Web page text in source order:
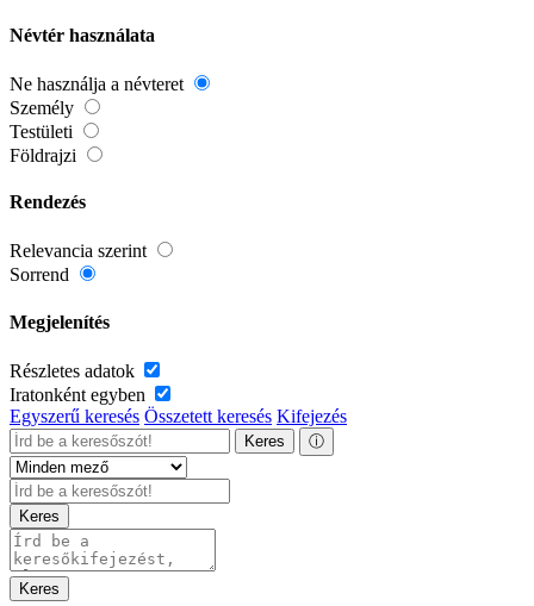
Névtér használata
Ne használja a névteret
Személy
Testületi
Földrajzi
Rendezés
Relevancia szerint
Sorrend
Megjelenítés
Részletes adatok
Iratonként egyben
Egyszerű keresés Összetett keresés Kifejezés
Keres ⓘ
Keres
Keres